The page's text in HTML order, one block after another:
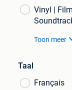
Vinyl |
Toon meer
Taal
Français